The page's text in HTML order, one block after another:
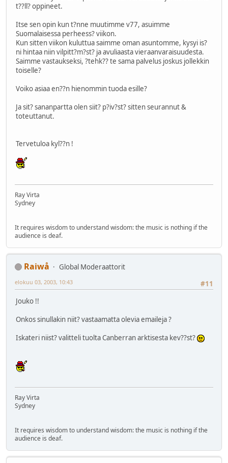
t??ll? oppineet.
Itse sen opin kun t?nne muutimme v77, asuimme
Suomalaisessa perheess? viikon.
Kun sitten viikon kuluttua saimme oman asuntomme, kysyi is?
ni hintaa niin vilpitt?m?st? ja avuliaasta vieraanvaraisuudesta.
Saimme vastaukseksi, ?tehk?? te sama palvelus joskus jollekkin
toiselle?
Voiko asiaa en??n hienommin tuoda esille?
Ja sit? sananpartta olen siit? p?iv?st? sitten seurannut &
toteuttanut.
Tervetuloa kyl??n !
Ray Virta
Sydney
It requires wisdom to understand wisdom: the music is nothing if the
audience is deaf.
Raiwå
Global Moderaattorit
#11
elokuu 03, 2003, 10:43
Jouko !!
Onkos sinullakin niit? vastaamatta olevia emaileja ?
Iskateri niist? valitteli tuolta Canberran arktisesta kev??st?
Ray Virta
Sydney
It requires wisdom to understand wisdom: the music is nothing if the
audience is deaf.